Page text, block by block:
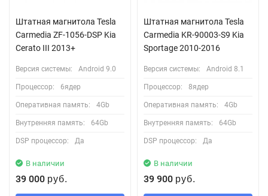
Штатная магнитола Tesla
Carmedia ZF-1056-DSP Kia
Cerato III 2013+
Версия системы: Android 9.0
Процессор: 6ядер
Оперативная память: 4Gb
Внутренняя память: 64Gb
DSP процессор: Да
В наличии
39 000 руб.
Штатная магнитола Tesla
Сarmedia KR-90003-S9 Kia
Sportage 2010-2016
Версия системы: Android 8.1
Процессор: 8ядер
Оперативная память: 4Gb
Внутренняя память: 64Gb
DSP процессор: Да
В наличии
39 900 руб.